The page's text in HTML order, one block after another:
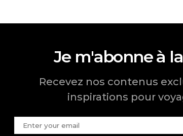
Je m'abonne à
Recevez nos contenus
inspirations pour